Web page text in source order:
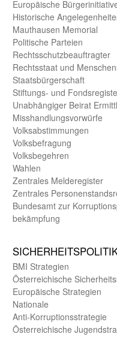
Europäische
Historische
Mauthausen Memorial
Politische Parteien
Rechts­schutz­beauftragter
Rechts­staat und
Staats­bürger­schaft
Stiftungs- und
Unab­hängiger Beirat
Misshandlungs­vorwürfe
Volks­abstimmungen
Volks­befragung
Volks­begehren
Wahlen
Zentrales Melde­register
Zentrales
Bundes­amt zur
bekämpfung
BMI Strategien
Öster­reichische
Europäische Strategien
Nationale
Anti-Korruptions­strategie
Öster­reichische